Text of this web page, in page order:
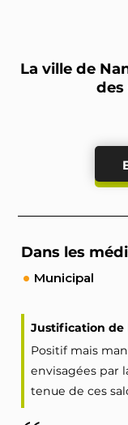
La ville de
des
Dans les
Municipal
Justification de
Positif mais
envisagées par
tenue de ces